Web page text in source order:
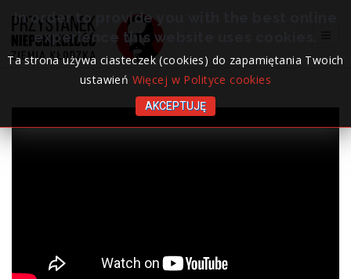
In order to provide you with the best online
experience this website uses cookies.
Ta strona używa ciasteczek (cookies) do zapamiętania Twoich
ustawień Więcej w Polityce cookies
AKCEPTUJĘ